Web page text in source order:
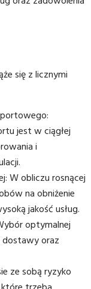
się z licznymi
jest w ciągłej
i
W obliczu rosnącej
na obniżenie
jakość usług.
optymalnej
dostawy oraz
ze sobą ryzyko